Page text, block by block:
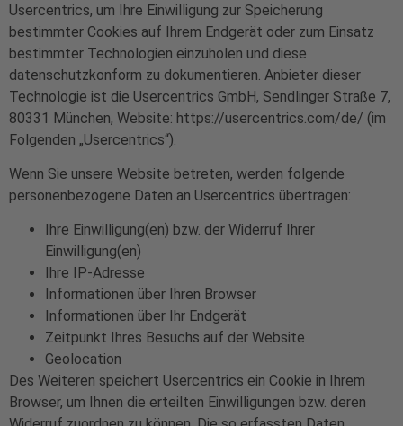
Usercentrics, um Ihre Einwilligung zur Speicherung
bestimmter Cookies auf Ihrem Endgerät oder zum Einsatz
bestimmter Technologien einzuholen und diese
datenschutzkonform zu dokumentieren. Anbieter dieser
Technologie ist die Usercentrics GmbH, Sendlinger Straße 7,
80331 München, Website: https://usercentrics.com/de/ (im
Folgenden „Usercentrics“).
Wenn Sie unsere Website betreten, werden folgende
personenbezogene Daten an Usercentrics übertragen:
Ihre Einwilligung(en) bzw. der Widerruf Ihrer
Einwilligung(en)
Ihre IP-Adresse
Informationen über Ihren Browser
Informationen über Ihr Endgerät
Zeitpunkt Ihres Besuchs auf der Website
Geolocation
Des Weiteren speichert Usercentrics ein Cookie in Ihrem
Browser, um Ihnen die erteilten Einwilligungen bzw. deren